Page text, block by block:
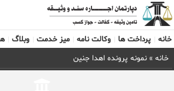
خانه
پرداخت ها وکالت نامه میز خدمت وبلاگ
خانه » نمونه پرونده اهدا جنین